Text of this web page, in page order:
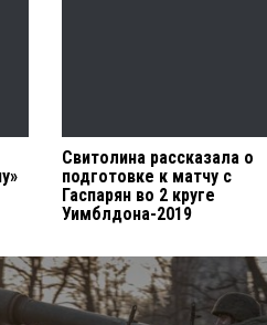
Свитолина рассказала о
подготовке к матчу с
Гаспарян во 2 круге
Уимблдона-2019